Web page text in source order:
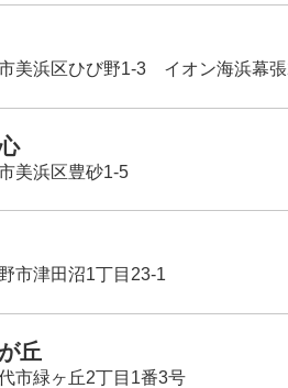
美浜区ひび野1-3 イオン海浜幕張
美浜区豊砂1-5
市津田沼1丁目23-1
丘
市緑ヶ丘2丁目1番3号